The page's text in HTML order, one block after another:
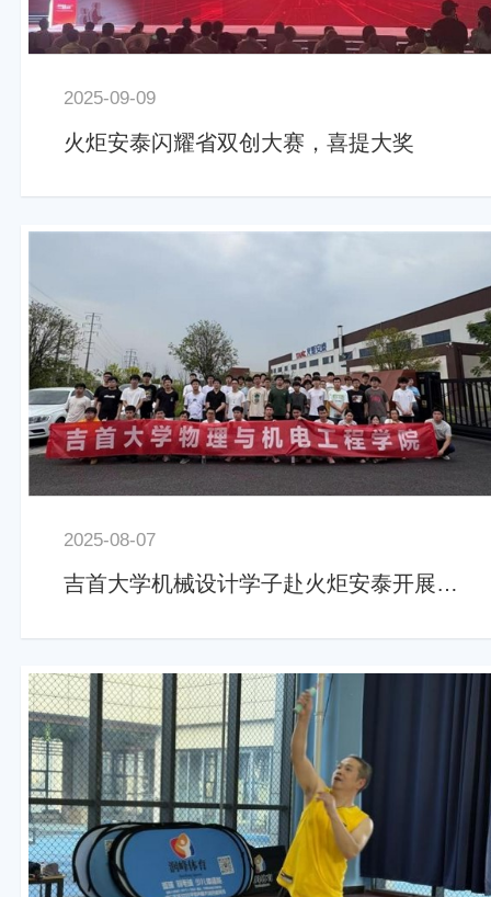
2025-09-09
火炬安泰闪耀省双创大赛，喜提大奖
2025-08-07
吉首大学机械设计学子赴火炬安泰开展实践学习活动